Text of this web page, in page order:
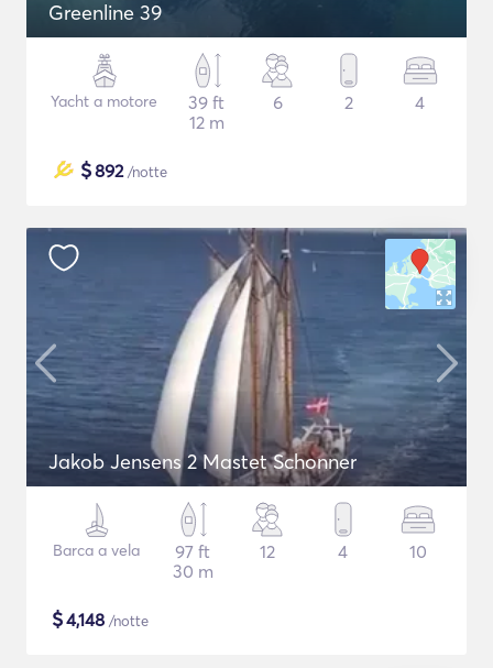
Greenline 39
Yacht a motore
39 ft
12 m
6 2 4
$892/notte
Jakob Jensens 2 Mastet Schonner
Barca a vela
97 ft
30 m
12 4 10
$4,148 /notte